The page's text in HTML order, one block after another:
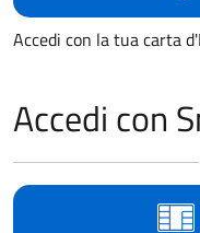
Accedi con la tua carta
Accedi con